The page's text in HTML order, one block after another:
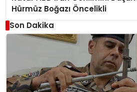
Hürmüz Boğazı Öncelikli
Son Dakika